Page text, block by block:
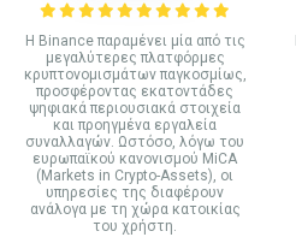
Η Binance παραμένει μία από τις
μεγαλύτερες πλατφόρμες
κρυπτονομισμάτων παγκοσμίως,
προσφέροντας εκατοντάδες
ψηφιακά περιουσιακά στοιχεία
και προηγμένα εργαλεία
συναλλαγών. Ωστόσο, λόγω του
ευρωπαϊκού κανονισμού MiCA
(Markets in Crypto-Assets), οι
υπηρεσίες της διαφέρουν
ανάλογα με τη χώρα κατοικίας
του χρήστη.